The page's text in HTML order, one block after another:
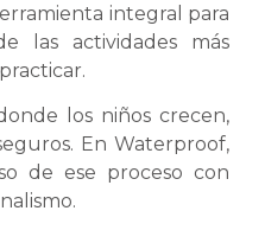
integral para
las actividades más
los niños crecen,
En Waterproof,
de ese proceso con